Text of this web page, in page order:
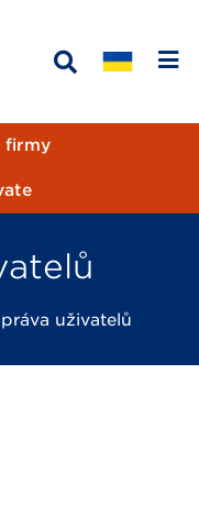
firmy
uživatelů